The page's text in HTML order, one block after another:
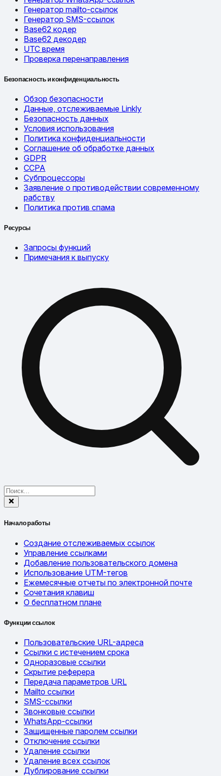
Генератор mailto-ссылок
Генератор SMS-ссылок
Base62 кодер
Base62 декодер
UTC время
Проверка перенаправления
Безопасность и конфиденциальность
Обзор безопасности
Данные, отслеживаемые Linkly
Безопасность данных
Условия использования
Политика конфиденциальности
Соглашение об обработке данных
GDPR
CCPA
Субпроцессоры
Заявление о противодействии современному
рабству
Политика против спама
Ресурсы
Запросы функций
Примечания к выпуску
Начало работы
Создание отслеживаемых ссылок
Управление ссылками
Добавление пользовательского домена
Использование UTM-тегов
Ежемесячные отчеты по электронной почте
Сочетания клавиш
О бесплатном плане
Функции ссылок
Пользовательские URL-адреса
Ссылки с истечением срока
Одноразовые ссылки
Скрытие реферера
Передача параметров URL
Mailto ссылки
SMS-ссылки
Звонковые ссылки
WhatsApp-ссылки
Защищенные паролем ссылки
Отключение ссылки
Удаление ссылки
Удаление всех ссылок
Дублирование ссылки